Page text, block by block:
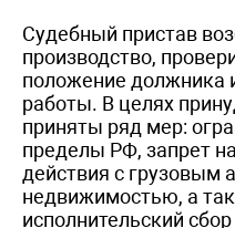
Судебный пристав
производство,
положение должника
работы. В целях
приняты ряд мер:
пределы РФ, запрет
действия с грузовым
недвижимостью, а
исполнительский